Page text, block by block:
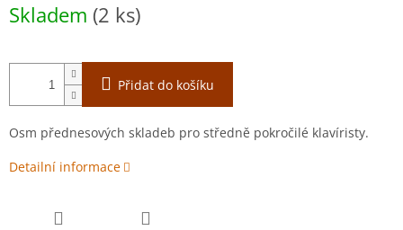
cena:
Skladem (2 ks)
Přidat do košíku
Osm přednesových skladeb pro středně pokročilé klavíristy.
Detailní informace